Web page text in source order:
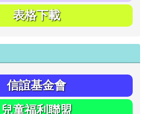
表格下載
信誼基金會
兒童福利聯盟